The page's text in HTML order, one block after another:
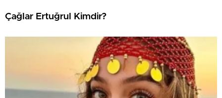
Çağlar Ertuğrul Kimdir?